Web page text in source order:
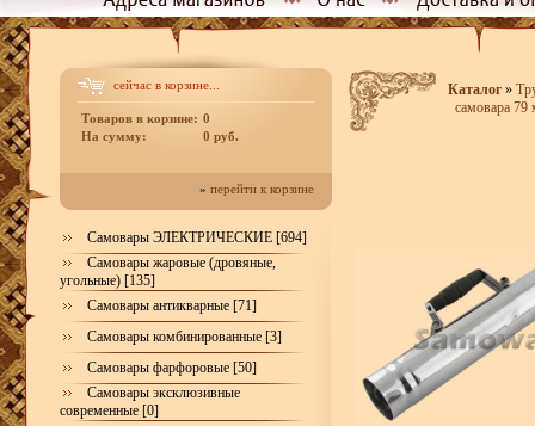
сейчас в корзине...
Товаров в корзине: 0
На сумму:
0 руб.
» перейти к корзине
Самовары ЭЛЕКТРИЧЕСКИЕ [694]
Самовары жаровые (дровяные,
угольные) [135]
Самовары антикварные [71]
Самовары комбинированные [3]
Самовары фарфоровые [50]
Самовары эксклюзивные
современные [0]
Каталог»
самовара 79